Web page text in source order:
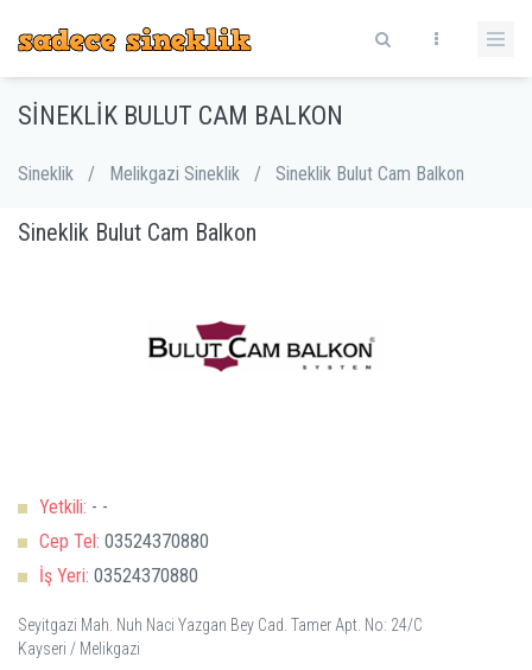
SINEKLIK BULUT CAM BALKON
Sineklik / Melikgazi Sineklik / Sineklik Bulut Cam Balkon
Sineklik Bulut Cam Balkon
Yetkili: - -
Cep Tel: 03524370880
İş Yeri: 03524370880
Seyitgazi Mah. Nuh Naci Yazgan Bey Cad. Tamer Apt. No: 24/C
Kayseri / Melikgazi